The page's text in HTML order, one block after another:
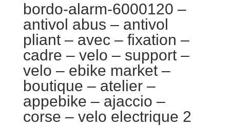
bordo-alarm-6000120 –
antivol abus – antivol
pliant – avec – fixation –
cadre – velo – support –
velo – ebike market –
boutique – atelier –
appebike – ajaccio –
corse – velo electrique 2